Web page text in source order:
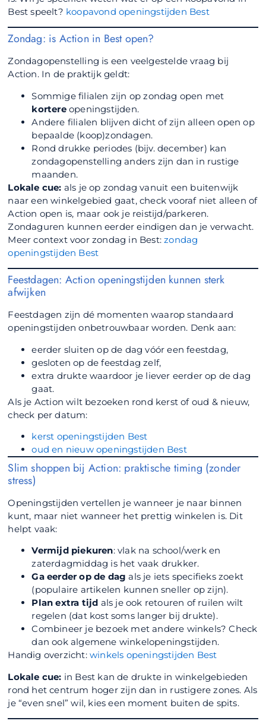
Best speelt? koopavond openingstijden Best
Zondag: is Action in Best open?
Zondagopenstelling is een veelgestelde vraag bij
Action. In de praktijk geldt:
Sommige filialen zijn op zondag open met
kortereopeningstijden.
Andere filialen blijven dicht of zijn alleen open op
bepaalde (koop)zondagen.
Rond drukke periodes (bijv. december) kan
zondagopenstelling anders zijn dan in rustige
maanden.
Lokale cue: als je op zondag vanuit een buitenwijk
naar een winkelgebied gaat, check vooraf niet alleen of
Action open is, maar ook je reistijd/parkeren.
Zondaguren kunnen eerder eindigen dan je verwacht.
Meer context voor zondag in Best:zondag
openingstijden Best
Feestdagen: Action openingstijden kunnen sterk
afwijken
Feestdagen zijn dé momenten waarop standaard
openingstijden onbetrouwbaar worden. Denk aan:
eerder sluiten op de dag vóór een feestdag,
gesloten op de feestdag zelf,
extra drukte waardoor je liever eerder op de dag
gaat.
Als je Action wilt bezoeken rond kerst of oud & nieuw,
check per datum:
kerst openingstijden Best
oud en nieuw openingstijden Best
Slim shoppen bij Action: praktische timing (zonder
stress)
Openingstijden vertellen je wanneer je naar binnen
kunt, maar niet wanneer het prettig winkelen is. Dit
helpt vaak:
Vermijd piekuren: vlak na school/werk en
zaterdagmiddag is het vaak drukker.
Ga eerder op de dag als je iets specifieks zoekt
(populaire artikelen kunnen sneller op zijn).
Plan extra tijd als je ook retouren of ruilen wilt
regelen (dat kost soms langer bij drukte).
Combineer je bezoek met andere winkels? Check
dan ook algemene winkelopeningstijden.
Handig overzicht:winkels openingstijden Best
Lokale cue: in Best kan de drukte in winkelgebieden
rond het centrum hoger zijn dan in rustigere zones. Als
je “even snel” wil, kies een moment buiten de spits.